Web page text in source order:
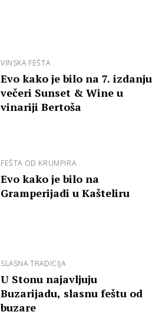
VINSKA FEŠTA
Evo kako je bilo na 7. izdanju
večeri Sunset & Wine u
vinariji Bertoša
FEŠTA OD KRUMPIRA
Evo kako je bilo na
Gramperijadi u Kašteliru
SLASNA TRADICIJA
U Stonu najavljuju
Buzarijadu, slasnu feštu od
buzare